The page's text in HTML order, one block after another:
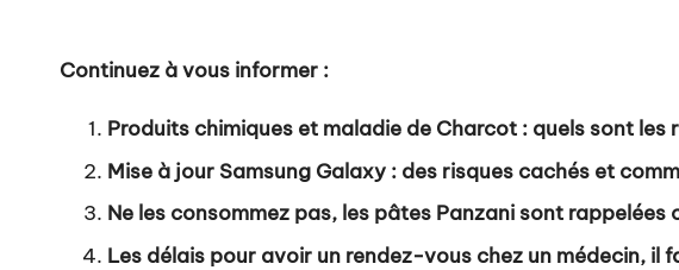
Continuez à vous informer :
Produits chimiques et maladie de Charcot : quels sont les
Mise à jour Samsung Galaxy : des risques cachés et
Ne les consommez pas, les pâtes Panzani sont
Les délais pour avoir un rendez-vous chez un médecin, il